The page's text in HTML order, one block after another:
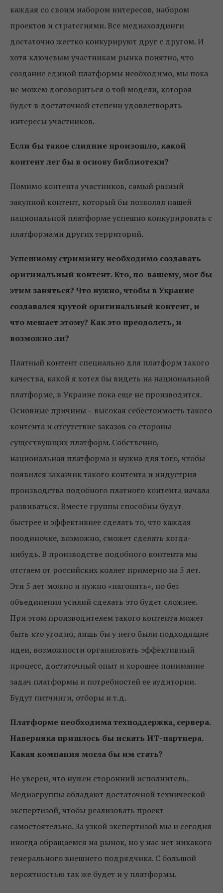
каждая со своим набором интересов, набором
проектов и стратегиями. Все медиахолдинги
достаточно жестко конкурируют друг с другом. И
хотя ключевым участникам рынка понятно, что
создание единой платформы необходимо, мы пока
не можем договориться о той модели, которая
будет в достаточной степени удовлетворять
интересы участников.
Если бы такое слияние произошло, какой
контент лег бы в основу библиотеки?
Помимо контента участников, самый разный
закупной контент, который бы позволял нашей
национальной платформе успешно конкурировать с
платформами других территорий.
Успешному стримингу необходимо создавать
оригинальный контент. Кто, по-вашему, мог бы
этим заняться? Что нужно, чтобы в Украине
создавался крутой оригинальный контент, и
что мешает этому? Как это преодолеть, и
возможно ли?
Платный контент специально для платформ такого
качества, какой я хотел бы видеть на национальной
платформе, в Украине пока еще не производится.
Основные причины – высокая себестоимость такого
контента и отсутствие заказов со стороны
существующих платформ. Cобственно,
национальная платформа и нужна для того, чтобы
появился заказчик такого контента и индустрия
производства подобного платного контента начала
развиваться. Вместе группы способны будут
быстрее и эффективнее сделать то, что каждая
поодиночке, возможно, сможет сделать когда-
нибудь. В производстве подобного контента мы
отстаем от российских коллег примерно на 5 лет.
Эти 5 лет можно и нужно «нагонять», но без
объединения усилий сделать это будет сложнее.
При этом производителем такого контента может
быть кто угодно, лишь бы у него были подходящие
идеи, возможности организовать эффективный
процесс, достаточный опыт и хорошее понимание
задач платформы и потребностей ее аудитории.
Будут питчинги, отборы и т.д.
Платформе необходима техподдержка, сервера.
Наверняка пришлось бы искать ИТ-партнера.
Какая компания могла бы им стать?
Не уверен, что нужен сторонний исполнитель.
Медиагруппы обладают достаточной технической
экспертизой, чтобы реализовать проект
самостоятельно. За узкой экспертизой мы и сегодня
иногда обращаемся на рынок, но у нас нет никакого
генерального внешнего подрядчика. С большой
вероятностью так же будет и у платформы.